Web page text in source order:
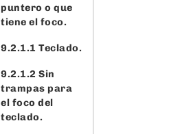
puntero o que
tiene el foco.
9.2.1.1 Teclado.
9.2.1.2 Sin
trampas para
el foco del
teclado.